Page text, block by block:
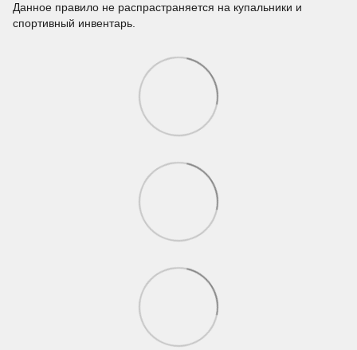
Данное правило не распрастраняется на купальники и
спортивный инвентарь.